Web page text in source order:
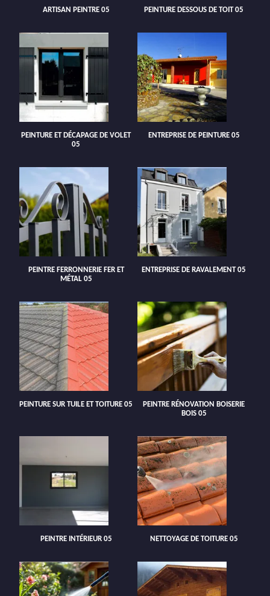
ARTISAN PEINTRE 05 PEINTURE DESSOUS DE TOIT 05
PEINTURE ET DÉCAPAGE DE VOLET
05
ENTREPRISE DE PEINTURE 05
PEINTRE FERRONNERIE FER ET
MÉTAL 05
ENTREPRISE DE RAVALEMENT 05
PEINTURE SUR TUILE ET TOITURE 05
PEINTRE RÉNOVATION BOISERIE
BOIS 05
PEINTRE INTÉRIEUR 05 NETTOYAGE DE TOITURE 05